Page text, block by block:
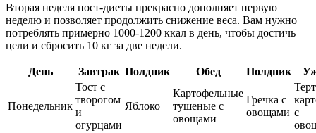
Вторая неделя пост-диеты прекрасно дополняет первую
неделю и позволяет продолжить снижение веса. Вам нужно
потреблять примерно 1000-1200 ккал в день, чтобы достичь
цели и сбросить 10 кг за две недели.
День Завтрак Полдник Обед Полдник
Понедельник
Тост с
творогом
и
огурцами
Яблоко
Картофельные
тушеные с
овощами
Гречка с
овощами с